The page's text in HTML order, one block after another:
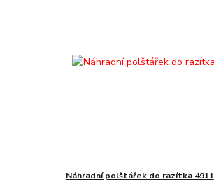
Náhradní polštářek do razítka 4911